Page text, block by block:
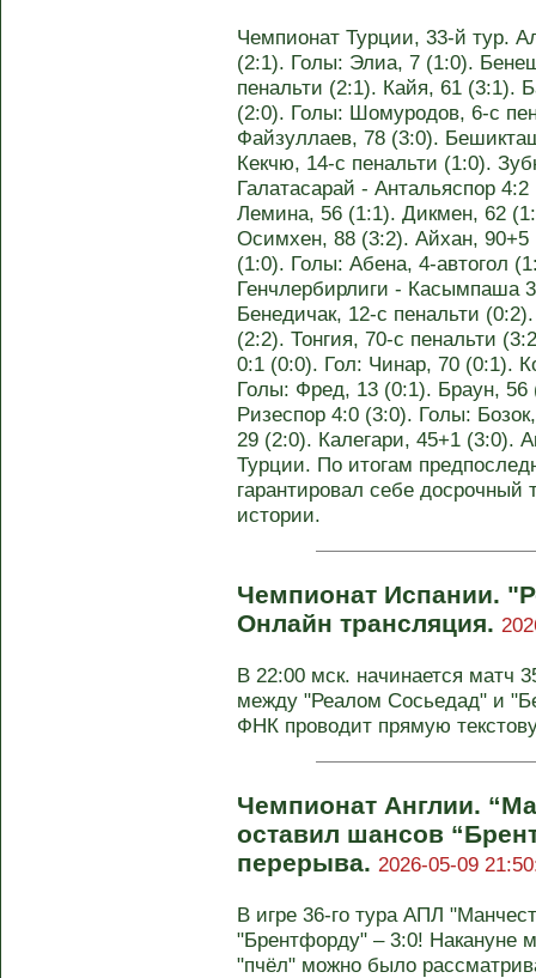
Чемпионат Турции, 33-й тур.
(2:1). Голы: Элиа, 7 (1:0).
пенальти (2:1). Кайя, 61 (3:1).
(2:0). Голы: Шомуродов, 6-с
Файзуллаев, 78 (3:0).
Кекчю, 14-с пенальти (1:0).
Галатасарай - Антальяспор
Лемина, 56 (1:1). Дикмен, 62
Осимхен, 88 (3:2). Айхан, 90+5
(1:0). Голы: Абена, 4-автогол
Генчлербирлиги - Касымпаша
Бенедичак, 12-с пенальти
(2:2). Тонгия, 70-с пенальти
0:1 (0:0). Гол: Чинар, 70 (0:1).
Голы: Фред, 13 (0:1). Браун,
Ризеспор 4:0 (3:0). Голы:
29 (2:0). Калегари, 45+1 (3:0).
Турции. По итогам
гарантировал себе
истории.
Чемпионат Испании.
Онлайн трансляция.
В 22:00 мск. начинается матч
между "Реалом Сосьедад" и
ФНК проводит прямую
Чемпионат Англии.
оставил шансов
перерыва. 2026-05-09
В игре 36-го тура АПЛ
"Брентфорду" – 3:0! Накануне
"пчёл" можно было